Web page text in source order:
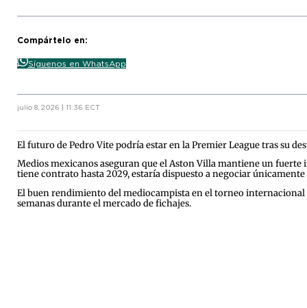
Compártelo en:
Síguenos en WhatsApp
julio 8, 2026 | 11:36 ECT
El futuro de Pedro Vite podría estar en la Premier League tras su
Medios mexicanos aseguran que el Aston Villa mantiene un
tiene contrato hasta 2029, estaría dispuesto a negociar
El buen rendimiento del mediocampista en el torneo
semanas durante el mercado de fichajes.